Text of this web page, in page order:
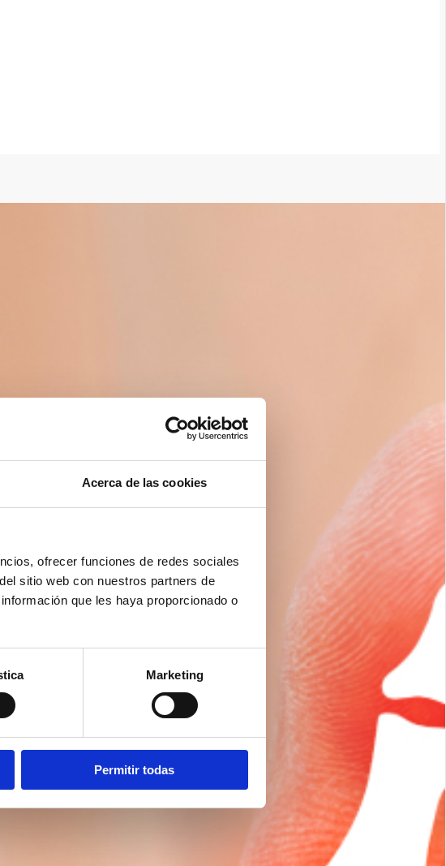
Acerca de las cookies
ofrecer funciones de redes sociales
sitio web con nuestros partners de
que les haya proporcionado o
Marketing
Permitir todas